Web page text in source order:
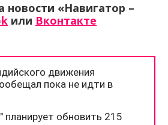
новости «Навигатор –
или Вконтакте